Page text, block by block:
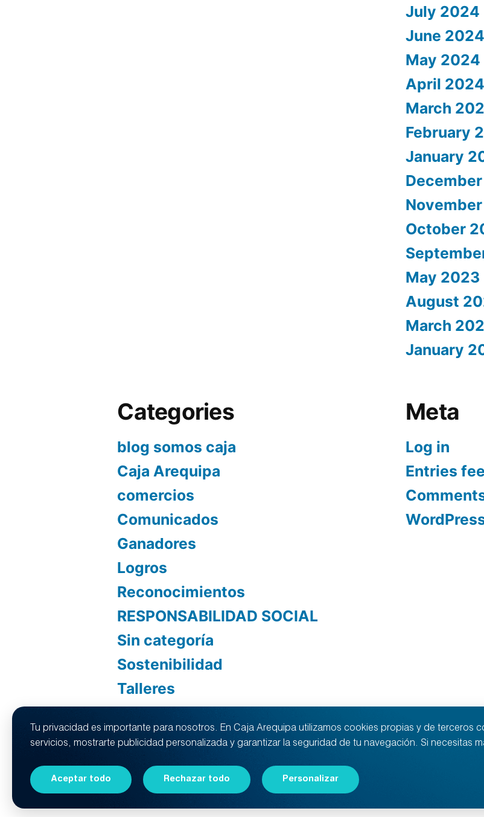
July 2024
June 2024
May 2024
April 2024
March
February
January
October
May 2023
August
March
January
Categories
blog somos caja
Caja Arequipa
comercios
Comunicados
Ganadores
Logros
Reconocimientos
RESPONSABILIDAD SOCIAL
Sin categoría
Sostenibilidad
Talleres
Meta
Log in
Entries
Caja Arequipa , Funciona gracias a WordPress.
Tu privacidad es importante para nosotros. En Caja Arequipa utilizamos cookies propias y de terceros
servicios, mostrarte publicidad personalizada y garantizar la seguridad de tu navegación. Si necesitas
Aceptar todo Rechazar todo Personalizar